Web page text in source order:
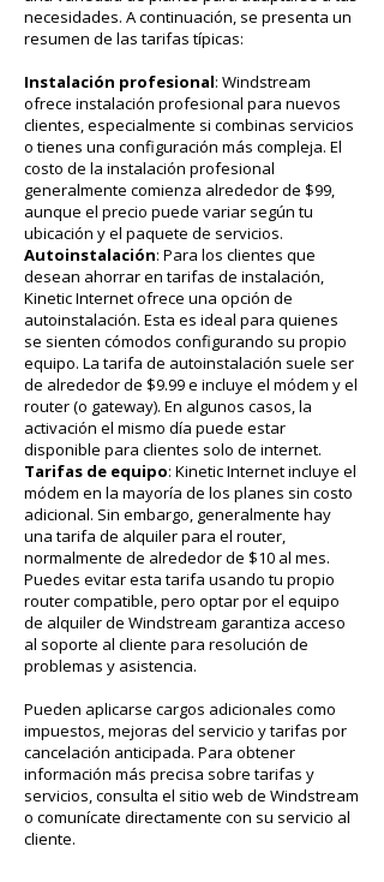
necesidades. A continuación, se presenta un
resumen de las tarifas típicas:
Instalación profesional: Windstream
ofrece instalación profesional para nuevos
clientes, especialmente si combinas servicios
o tienes una configuración más compleja. El
costo de la instalación profesional
generalmente comienza alrededor de $99,
aunque el precio puede variar según tu
ubicación y el paquete de servicios.
Autoinstalación: Para los clientes que
desean ahorrar en tarifas de instalación,
Kinetic Internet ofrece una opción de
autoinstalación. Esta es ideal para quienes
se sienten cómodos configurando su propio
equipo. La tarifa de autoinstalación suele ser
de alrededor de $9.99 e incluye el módem y el
router (o gateway). En algunos casos, la
activación el mismo día puede estar
disponible para clientes solo de internet.
Tarifas de equipo: Kinetic Internet incluye el
módem en la mayoría de los planes sin costo
adicional. Sin embargo, generalmente hay
una tarifa de alquiler para el router,
normalmente de alrededor de $10 al mes.
Puedes evitar esta tarifa usando tu propio
router compatible, pero optar por el equipo
de alquiler de Windstream garantiza acceso
al soporte al cliente para resolución de
problemas y asistencia.
Pueden aplicarse cargos adicionales como
impuestos, mejoras del servicio y tarifas por
cancelación anticipada. Para obtener
información más precisa sobre tarifas y
servicios, consulta el sitio web de Windstream
o comunícate directamente con su servicio al
cliente.